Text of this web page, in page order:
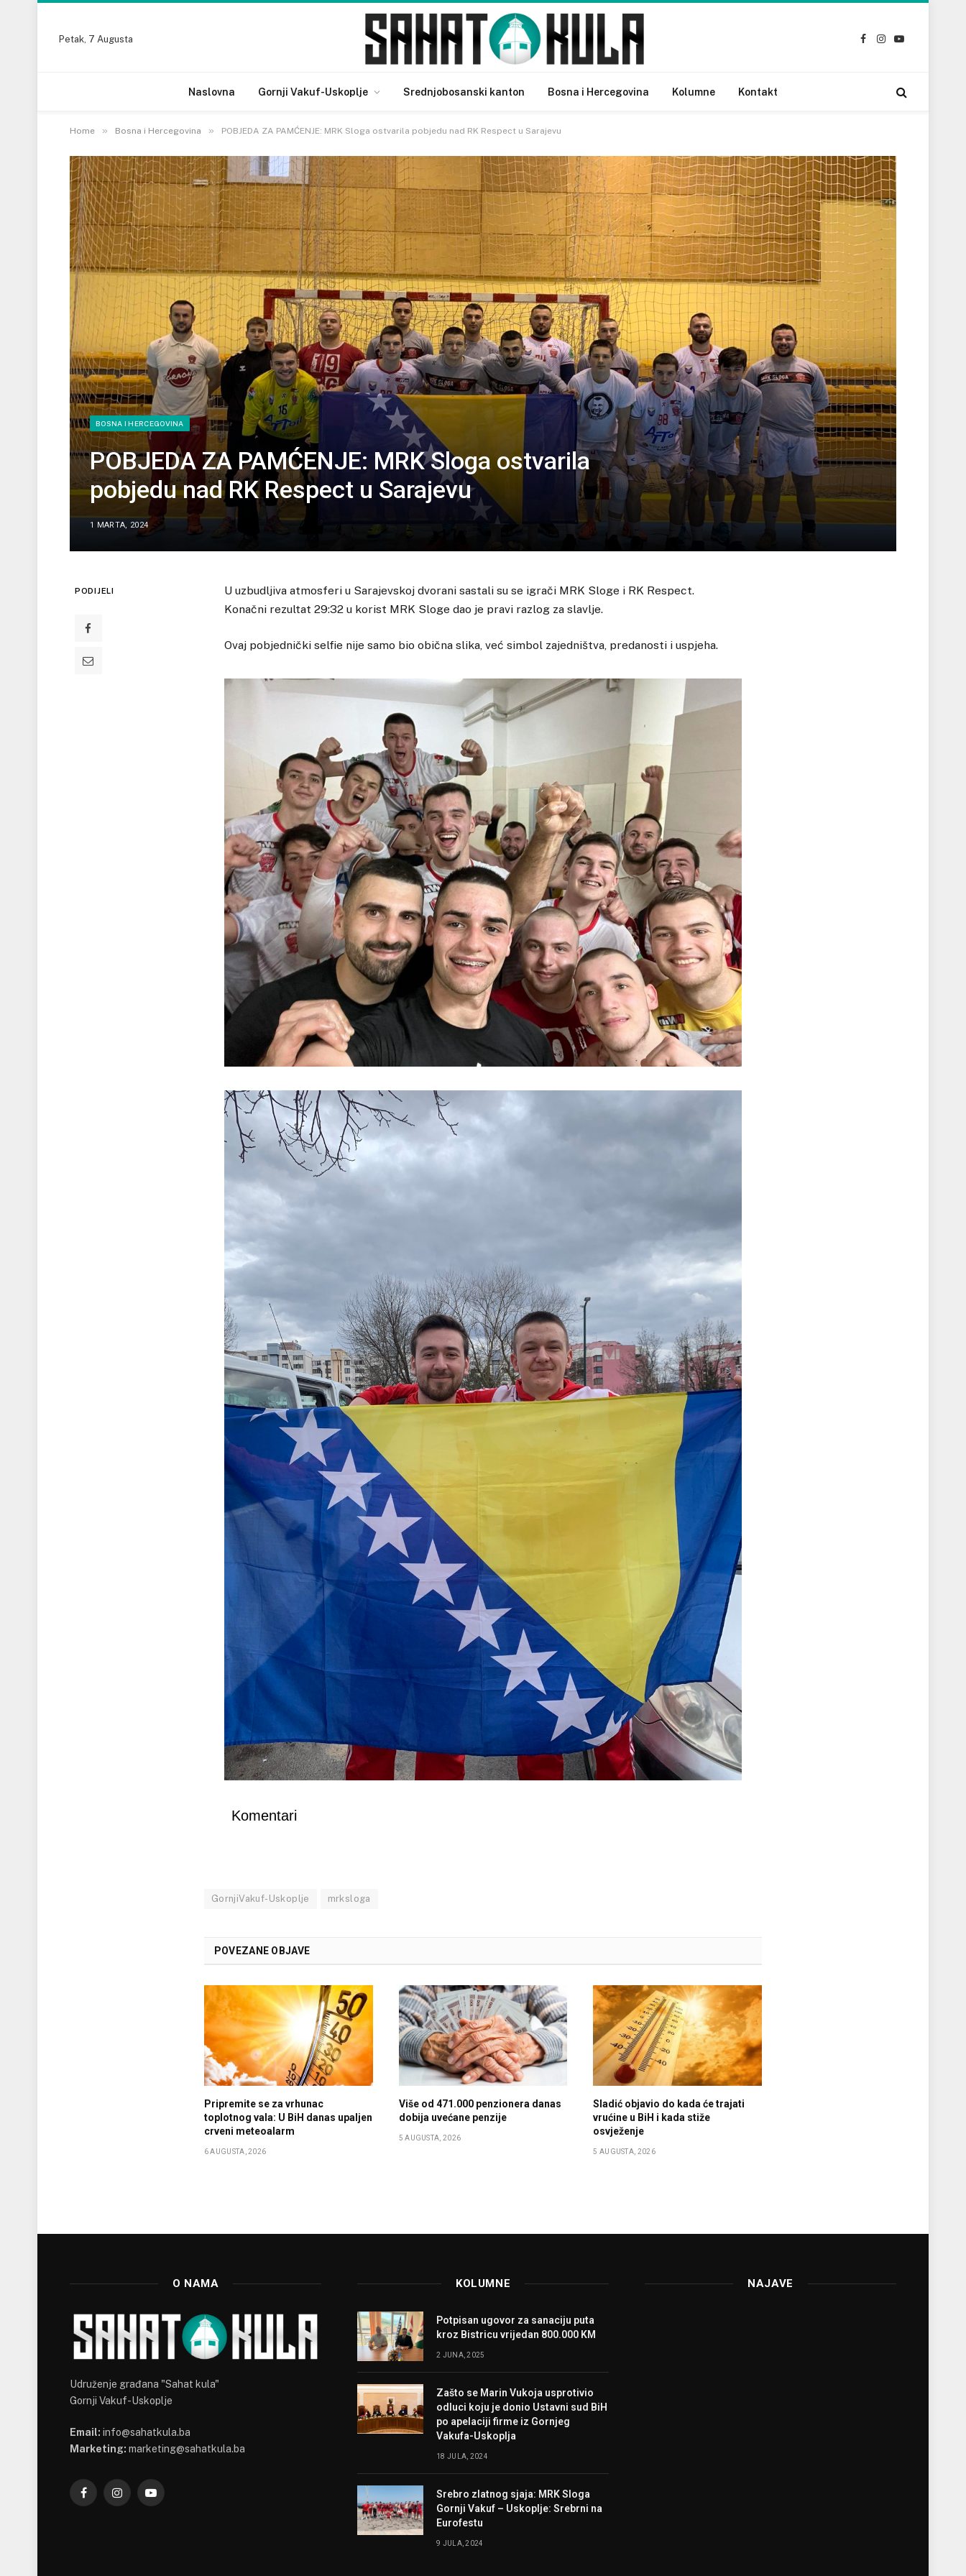
Petak, 7 Augusta
Facebook
Instagram
YouTube
Naslovna Gornji Vakuf-Uskoplje Srednjobosanski kanton Bosna i Hercegovina Kolumne Kontakt
Home » Bosna i Hercegovina » POBJEDA ZA PAMĆENJE: MRK Sloga ostvarila pobjedu nad RK Respect u Sarajevu
BOSNA I HERCEGOVINA
POBJEDA ZA PAMĆENJE: MRK Sloga ostvarila
pobjedu nad RK Respect u Sarajevu
1 MARTA, 2024
PODIJELI
U uzbudljiva atmosferi u Sarajevskoj dvorani sastali su se igrači MRK Sloge i RK Respect.
Konačni rezultat 29:32 u korist MRK Sloge dao je pravi razlog za slavlje.
Ovaj pobjednički selfie nije samo bio obična slika, već simbol zajedništva, predanosti i uspjeha.
Komentari
GornjiVakuf-Uskoplje mrksloga
POVEZANE OBJAVE
Pripremite se za vrhunac
toplotnog vala: U BiH danas upaljen
crveni meteoalarm
6 AUGUSTA, 2026
Više od 471.000 penzionera danas
dobija uvećane penzije
5 AUGUSTA, 2026
Sladić objavio do kada će trajati
vrućine u BiH i kada stiže
osvježenje
5 AUGUSTA, 2026
O NAMA
Udruženje građana "Sahat kula"
Gornji Vakuf-Uskoplje
Email: info@sahatkula.ba
Marketing: marketing@sahatkula.ba
FacebookInstagramYouTube
KOLUMNE
Potpisan ugovor za sanaciju puta
kroz Bistricu vrijedan 800.000 KM
2 JUNA, 2025
Zašto se Marin Vukoja usprotivio
odluci koju je donio Ustavni sud BiH
po apelaciji firme iz Gornjeg
Vakufa-Uskoplja
18 JULA, 2024
Srebro zlatnog sjaja: MRK Sloga
Gornji Vakuf – Uskoplje: Srebrni na
Eurofestu
9 JULA, 2024
NAJAVE